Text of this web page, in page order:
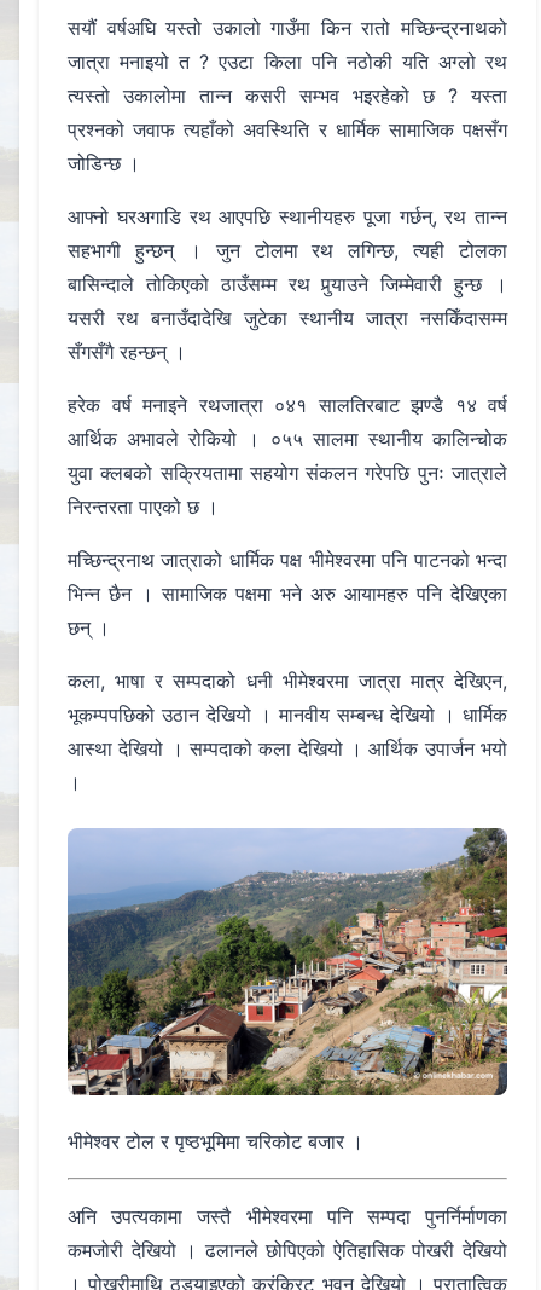
सयौं वर्षअघि यस्तो उकालो गाउँमा किन रातो मच्छिन्द्रनाथको
जात्रा मनाइयो त ? एउटा किला पनि नठोकी यति अग्लो रथ
त्यस्तो उकालोमा तान्न कसरी सम्भव भइरहेको छ ? यस्ता
प्रश्नको जवाफ त्यहाँको अवस्थिति र धार्मिक सामाजिक पक्षसँग
जोडिन्छ ।
आफ्नो घरअगाडि रथ आएपछि स्थानीयहरु पूजा गर्छन्, रथ तान्न
सहभागी हुन्छन् । जुन टोलमा रथ लगिन्छ, त्यही टोलका
बासिन्दाले तोकिएको ठाउँसम्म रथ पुर्‍याउने जिम्मेवारी हुन्छ ।
यसरी रथ बनाउँदादेखि जुटेका स्थानीय जात्रा नसकिँदासम्म
सँगसँगै रहन्छन् ।
हरेक वर्ष मनाइने रथजात्रा ०४१ सालतिरबाट झण्डै १४ वर्ष
आर्थिक अभावले रोकियो । ०५५ सालमा स्थानीय कालिन्चोक
युवा क्लबको सक्रियतामा सहयोग संकलन गरेपछि पुनः जात्राले
निरन्तरता पाएको छ ।
मच्छिन्द्रनाथ जात्राको धार्मिक पक्ष भीमेश्वरमा पनि पाटनको भन्दा
भिन्न छैन । सामाजिक पक्षमा भने अरु आयामहरु पनि देखिएका
छन् ।
कला, भाषा र सम्पदाको धनी भीमेश्वरमा जात्रा मात्र देखिएन,
भूकम्पपछिको उठान देखियो । मानवीय सम्बन्ध देखियो । धार्मिक
आस्था देखियो । सम्पदाको कला देखियो । आर्थिक उपार्जन भयो
।
भीमेश्वर टोल र पृष्ठभूमिमा चरिकोट बजार ।
अनि उपत्यकामा जस्तै भीमेश्वरमा पनि सम्पदा पुनर्निर्माणका
कमजोरी देखियो । ढलानले छोपिएको ऐतिहासिक पोखरी देखियो
। पोखरीमाथि ठड्याइएको क्रंक्रिट भवन देखियो । पुरातात्विक